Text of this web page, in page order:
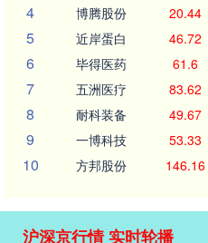
4 博腾股份 20.44
5 近岸蛋白 46.72
6 毕得医药 61.6
7 五洲医疗 83.62
8 耐科装备 49.67
9 一博科技 53.33
10 方邦股份 146.16
沪深京行情 实时轮播